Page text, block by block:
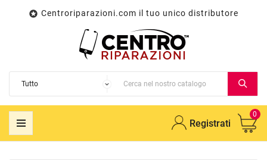
 Centroriparazioni.com il tuo unico distributore
Registrati
0